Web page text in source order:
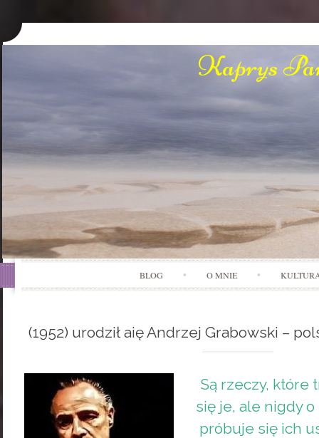
Kaprys
BLOG O MNIE
(1952) urodził aię Andrzej Grabowski –
Są rzeczy, które
się je, ale nigdy
próbuje się ich